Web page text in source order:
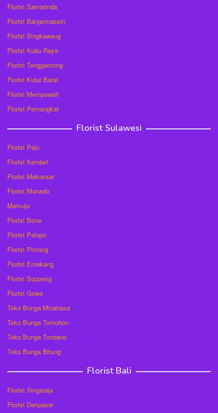
Florist Samarinda
Florist Banjarmassin
Florist Singkawang
Florist Kubu Raya
Florist Tenggaronng
Florist Kutai Barat
Florist Mempawah
Florist Pemangkat
Florist Sulawesi
Florist Palu
Florist Kendari
Florist Makassar
Florist Manado
Mamuju
Florist Bone
Florist Palopo
Florist Pinrang
Florist Enrekang
Florist Soppeng
Florist Gowa
Toko Bunga Minahasa
Toko Bunga Tomohon
Toko Bunga Tondano
Toko Bunga Bitung
Florist Bali
Florist Singaraja
Florist Denpasar